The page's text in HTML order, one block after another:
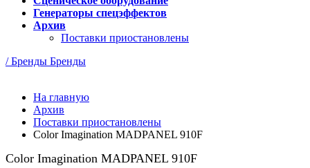
Генераторы спецэффектов
Архив
Поставки приостановлены
/ Бренды Бренды
На главную
Архив
Поставки приостановлены
Color Imagination MADPANEL 910F
Color Imagination MADPANEL 910F